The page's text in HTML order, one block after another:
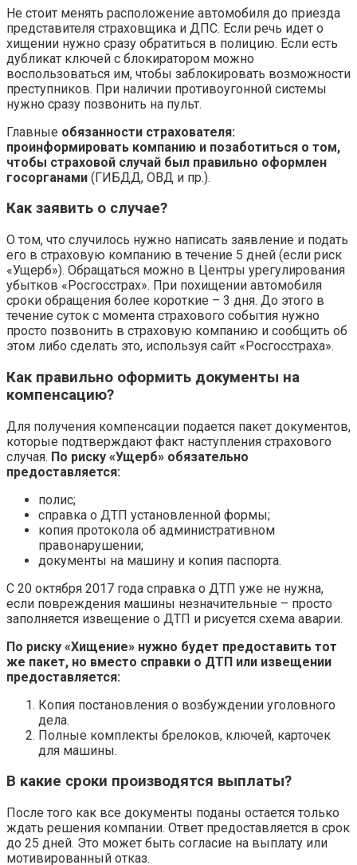
Не стоит менять расположение автомобиля до приезда
представителя страховщика и ДПС. Если речь идет о
хищении нужно сразу обратиться в полицию. Если есть
дубликат ключей с блокиратором можно
воспользоваться им, чтобы заблокировать возможности
преступников. При наличии противоугонной системы
нужно сразу позвонить на пульт.
Главные обязанности страхователя:
проинформировать компанию и позаботиться о том,
чтобы страховой случай был правильно оформлен
госорганами (ГИБДД, ОВД и пр.).
Как заявить о случае?
О том, что случилось нужно написать заявление и подать
его в страховую компанию в течение 5 дней (если риск
«Ущерб»). Обращаться можно в Центры урегулирования
убытков «Росгосстрах». При похищении автомобиля
сроки обращения более короткие – 3 дня. До этого в
течение суток с момента страхового события нужно
просто позвонить в страховую компанию и сообщить об
этом либо сделать это, используя сайт «Росгосстраха».
Как правильно оформить документы на
компенсацию?
Для получения компенсации подается пакет документов,
которые подтверждают факт наступления страхового
случая. По риску «Ущерб» обязательно
предоставляется:
полис;
справка о ДТП установленной формы;
копия протокола об административном
правонарушении;
документы на машину и копия паспорта.
С 20 октября 2017 года справка о ДТП уже не нужна,
если повреждения машины незначительные – просто
заполняется извещение о ДТП и рисуется схема аварии.
По риску «Хищение» нужно будет предоставить тот
же пакет, но вместо справки о ДТП или извещении
предоставляется:
Копия постановления о возбуждении уголовного
дела.
Полные комплекты брелоков, ключей, карточек
для машины.
В какие сроки производятся выплаты?
После того как все документы поданы остается только
ждать решения компании. Ответ предоставляется в срок
до 25 дней. Это может быть согласие на выплату или
мотивированный отказ.